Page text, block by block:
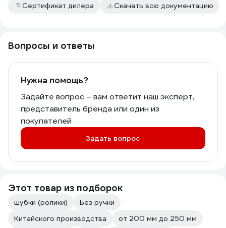
Сертификат дилера Скачать всю документацию
Вопросы и ответы
Нужна помощь?
Задайте вопрос – вам ответит наш эксперт,
представитель бренда или один из
покупателей
Задать вопрос
Этот товар из подборок
шубки (ролики)
Без ручки
Китайского производства
от 200 мм до 250 мм